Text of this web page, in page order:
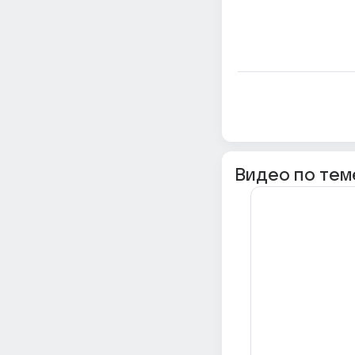
Видео по